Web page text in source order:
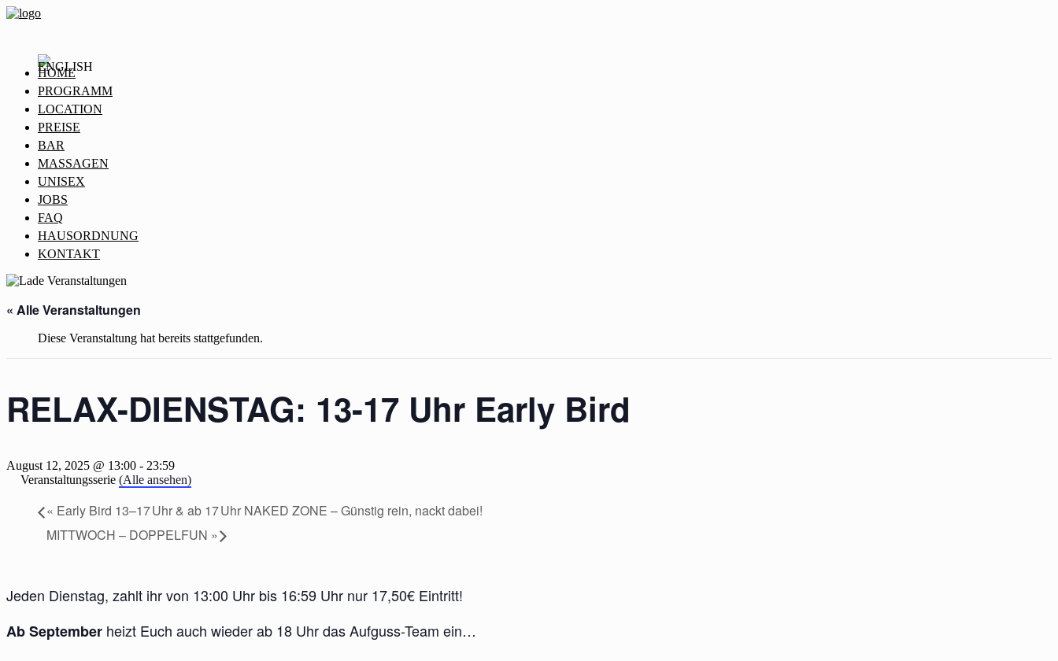
HOME
PROGRAMM
LOCATION
PREISE
BAR
MASSAGEN
UNISEX
JOBS
FAQ
HAUSORDNUNG
KONTAKT
« Alle Veranstaltungen
Diese Veranstaltung hat bereits stattgefunden.
RELAX-DIENSTAG: 13-17 Uhr Early Bird
August 12, 2025 @ 13:00 - 23:59
Veranstaltungsserie (Alle ansehen)
« Early Bird 13–17 Uhr & ab 17 Uhr NAKED ZONE – Günstig rein, nackt dabei!
MITTWOCH – DOPPELFUN »
Jeden Dienstag, zahlt ihr von 13:00 Uhr bis 16:59 Uhr nur 17,50€ Eintritt!
Ab September heizt Euch auch wieder ab 18 Uhr das Aufguss-Team ein…